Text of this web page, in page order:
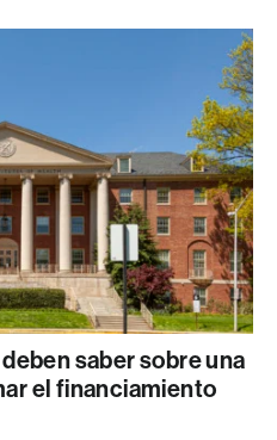
saber sobre una
el financiamiento